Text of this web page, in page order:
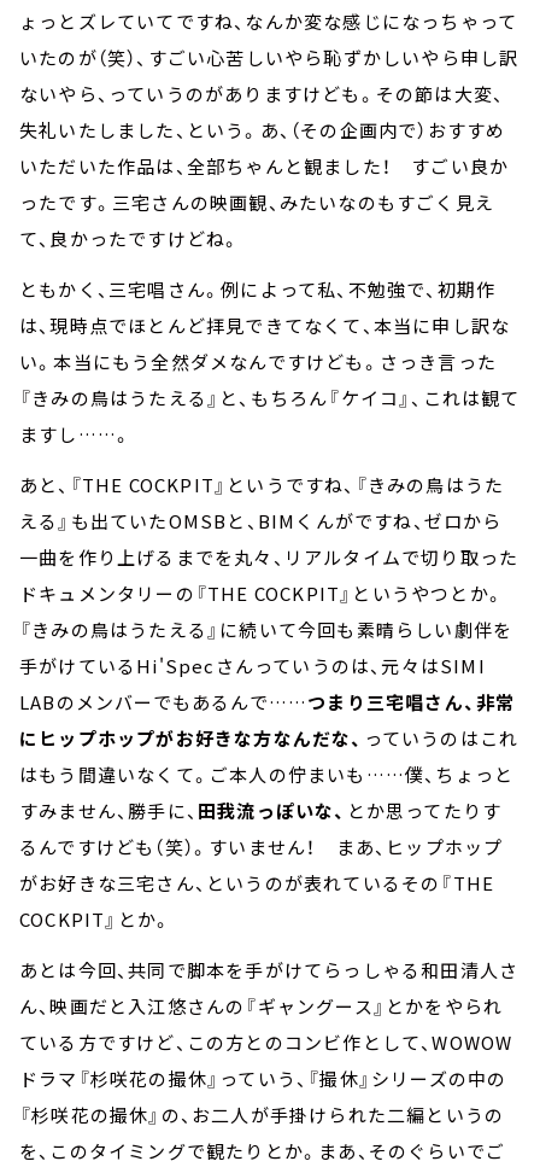
ょっとズレていてですね、なんか変な感じになっちゃって
いたのが（笑）、すごい心苦しいやら恥ずかしいやら申し訳
ないやら、っていうのがありますけども。その節は大変、
失礼いたしました、という。あ、（その企画内で）おすすめ
いただいた作品は、全部ちゃんと観ました！ すごい良か
ったです。三宅さんの映画観、みたいなのもすごく見え
て、良かったですけどね。
ともかく、三宅唱さん。例によって私、不勉強で、初期作
は、現時点でほとんど拝見できてなくて、本当に申し訳な
い。本当にもう全然ダメなんですけども。さっき言った
『きみの鳥はうたえる』と、もちろん『ケイコ』、これは観て
ますし……。
あと、『THE COCKPIT』というですね、『きみの鳥はうた
える』も出ていたOMSBと、BIMくんがですね、ゼロから
一曲を作り上げるまでを丸々、リアルタイムで切り取った
ドキュメンタリーの『THE COCKPIT』というやつとか。
『きみの鳥はうたえる』に続いて今回も素晴らしい劇伴を
手がけているHi'Specさんっていうのは、元々はSIMI
LABのメンバーでもあるんで……つまり三宅唱さん、非常
にヒップホップがお好きな方なんだな、 っていうのはこれ
はもう間違いなくて。ご本人の佇まいも……僕、ちょっと
すみません、勝手に、 田我流っぽいな、 とか思ってたりす
るんですけども（笑）。すいません！ まあ、ヒップホップ
がお好きな三宅さん、というのが表れているその『THE
COCKPIT』とか。
あとは今回、共同で脚本を手がけてらっしゃる和田清人さ
ん、映画だと入江悠さんの『ギャングース』とかをやられ
ている方ですけど、この方とのコンビ作として、WOWOW
ドラマ『杉咲花の撮休』っていう、『撮休』シリーズの中の
『杉咲花の撮休』の、お二人が手掛けられた二編というの
を、このタイミングで観たりとか。まあ、そのぐらいでご